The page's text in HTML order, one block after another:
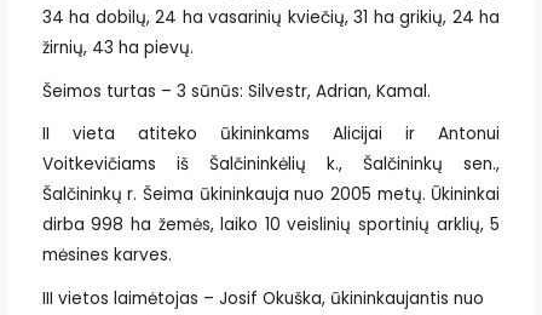
34 ha dobilų, 24 ha vasarinių kviečių, 31 ha grikių, 24 ha
žirnių, 43 ha pievų.
Šeimos turtas – 3 sūnūs: Silvestr, Adrian, Kamal.
II vieta atiteko ūkininkams Alicijai ir Antonui
Voitkevičiams iš Šalčininkėlių k., Šalčininkų sen.,
Šalčininkų r. Šeima ūkininkauja nuo 2005 metų. Ūkininkai
dirba 998 ha žemės, laiko 10 veislinių sportinių arklių, 5
mėsines karves.
III vietos laimėtojas – Josif Okuška, ūkininkaujantis nuo